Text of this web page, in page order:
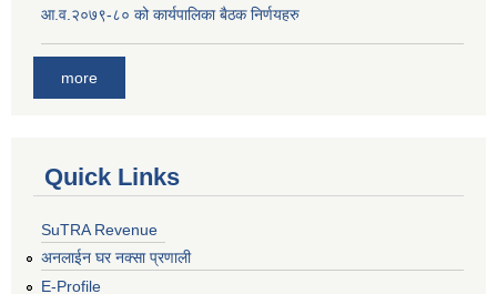
आ.व.२०७९-८० को कार्यपालिका बैठक निर्णयहरु
more
Quick Links
SuTRA Revenue
अनलाईन घर नक्सा प्रणाली
E-Profile